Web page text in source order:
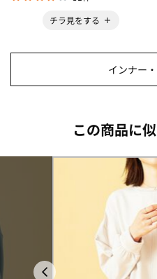
チラ見をする
インナー
この商品に